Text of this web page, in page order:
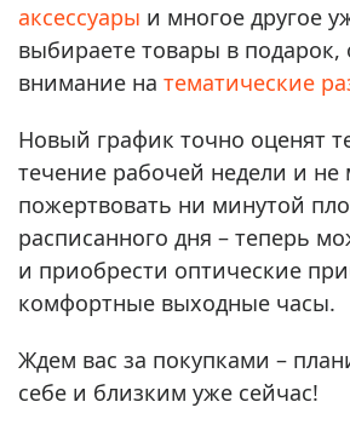
аксессуары и многое другое
выбираете товары в подарок,
внимание на тематические
Новый график точно оценят
течение рабочей недели и не
пожертвовать ни минутой
расписанного дня – теперь
и приобрести оптические
комфортные выходные часы.
Ждем вас за покупками –
себе и близким уже сейчас!